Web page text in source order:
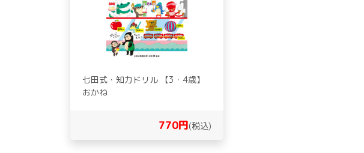
七田式・知力ドリル 【3・4歳】
おかね
770円(税込)